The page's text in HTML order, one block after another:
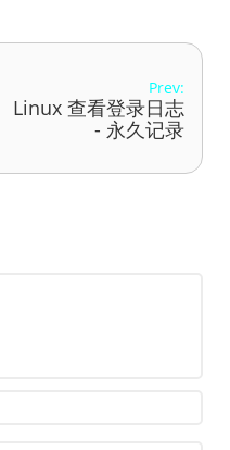
Prev:
Linux 查看登录日志
- 永久记录